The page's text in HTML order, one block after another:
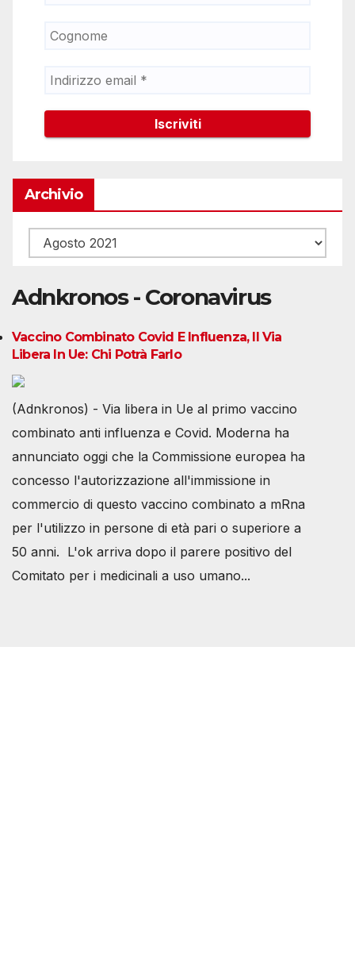
Archivio
Archivio
Adnkronos - Coronavirus
Vaccino Combinato Covid E Influenza, Il Via
Libera In Ue: Chi Potrà Farlo
(Adnkronos) - Via libera in Ue al primo vaccino
combinato anti influenza e Covid. Moderna ha
annunciato oggi che la Commissione europea ha
concesso l'autorizzazione all'immissione in
commercio di questo vaccino combinato a mRna
per l'utilizzo in persone di età pari o superiore a
50 anni. L'ok arriva dopo il parere positivo del
Comitato per i medicinali a uso umano...